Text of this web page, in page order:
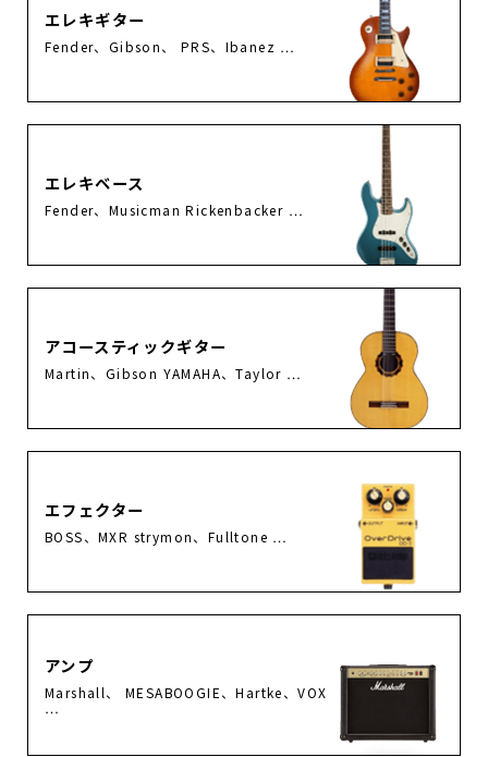
エレキギター
Fender、Gibson、 PRS、Ibanez …
エレキベース
Fender、Musicman Rickenbacker …
アコースティックギター
Martin、Gibson YAMAHA、Taylor …
エフェクター
BOSS、MXR strymon、Fulltone …
アンプ
Marshall、 MESABOOGIE、Hartke、VOX
…